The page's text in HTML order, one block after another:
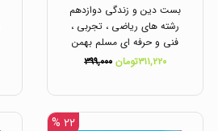
بست دین و زندگی دوازدهم
رشته های ریاضی ، تجربی ،
فنی و حرفه ای مسلم بهمن
آبادی انتشارات بهمن آبادی
۳۱۱,۲۲۰تومان ۳۹۹,۰۰۰
۲۲ %